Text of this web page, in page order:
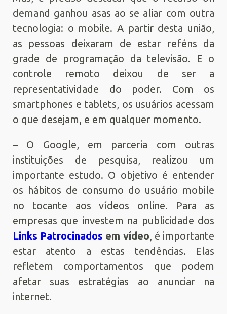
demand ganhou asas ao se aliar com outra
tecnologia: o mobile. A partir desta união,
as pessoas deixaram de estar reféns da
grade de programação da televisão. E o
controle remoto deixou de ser a
representatividade do poder. Com os
smartphones e tablets, os usuários acessam
o que desejam, e em qualquer momento.
– O Google, em parceria com outras
instituições de pesquisa, realizou um
importante estudo. O objetivo é entender
os hábitos de consumo do usuário mobile
no tocante aos vídeos online. Para as
empresas que investem na publicidade dos
Links Patrocinados em vídeo, é importante
estar atento a estas tendências. Elas
refletem comportamentos que podem
afetar suas estratégias ao anunciar na
internet.